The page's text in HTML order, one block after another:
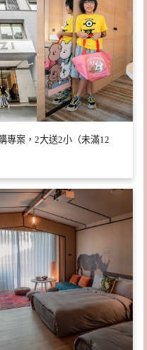
專案，2大送2小（未滿12